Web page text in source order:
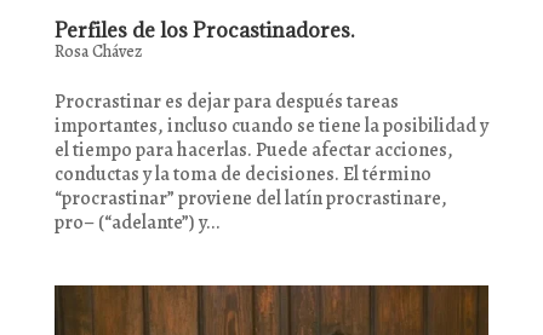
Perfiles de los Procastinadores.
Rosa Chávez
Procrastinar es dejar para después tareas
importantes, incluso cuando se tiene la posibilidad y
el tiempo para hacerlas. Puede afectar acciones,
conductas y la toma de decisiones. El término
“procrastinar” proviene del latín procrastinare,
pro– (“adelante”) y...